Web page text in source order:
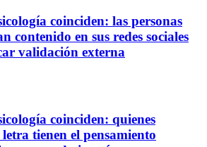
coinciden: las personas
contenido en sus redes sociales
validación externa
coinciden: quienes
tienen el pensamiento